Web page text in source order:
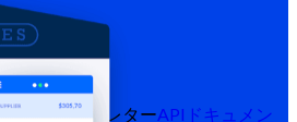
ーニュースレターAPIドキュメン